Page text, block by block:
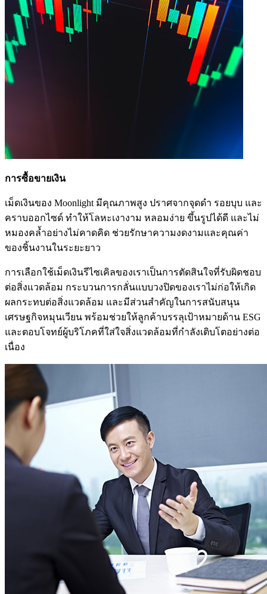
การซื้อขายเงิน
เม็ดเงินของ Moonlight มีคุณภาพสูง ปราศจากจุดดำ รอยบุบ และ
คราบออกไซด์ ทำให้โลหะเงางาม หลอมง่าย ขึ้นรูปได้ดี และไม่
หมองคล้ำอย่างไม่คาดคิด ช่วยรักษาความงดงามและคุณค่า
ของชิ้นงานในระยะยาว
การเลือกใช้เม็ดเงินรีไซเคิลของเราเป็นการตัดสินใจที่รับผิดชอบ
ต่อสิ่งแวดล้อม กระบวนการกลั่นแบบวงปิดของเราไม่ก่อให้เกิด
ผลกระทบต่อสิ่งแวดล้อม และมีส่วนสำคัญในการสนับสนุน
เศรษฐกิจหมุนเวียน พร้อมช่วยให้ลูกค้าบรรลุเป้าหมายด้าน ESG
และตอบโจทย์ผู้บริโภคที่ใส่ใจสิ่งแวดล้อมที่กำลังเติบโตอย่างต่อ
เนื่อง